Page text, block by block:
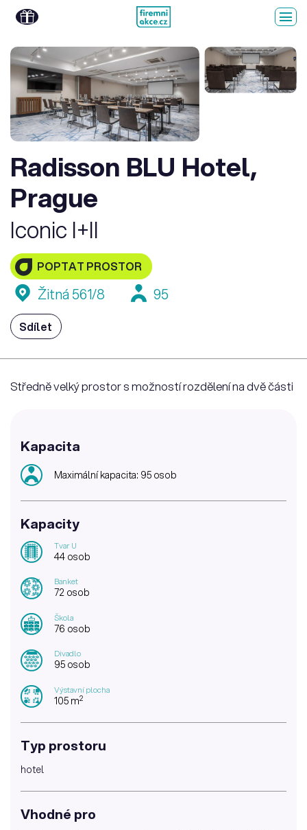
Radisson BLU Hotel,
Prague
Iconic I+II
POPTAT PROSTOR
Žitná 561/8 95
Sdílet
Středně velký prostor s možností rozdělení na dvě části
Kapacita
Maximální kapacita: 95 osob
Kapacity
Tvar U
44 osob
Banket
72 osob
Škola
76 osob
Divadlo
95 osob
Výstavní plocha
105 m2
Typ prostoru
hotel
Vhodné pro